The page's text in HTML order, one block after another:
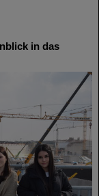
in das